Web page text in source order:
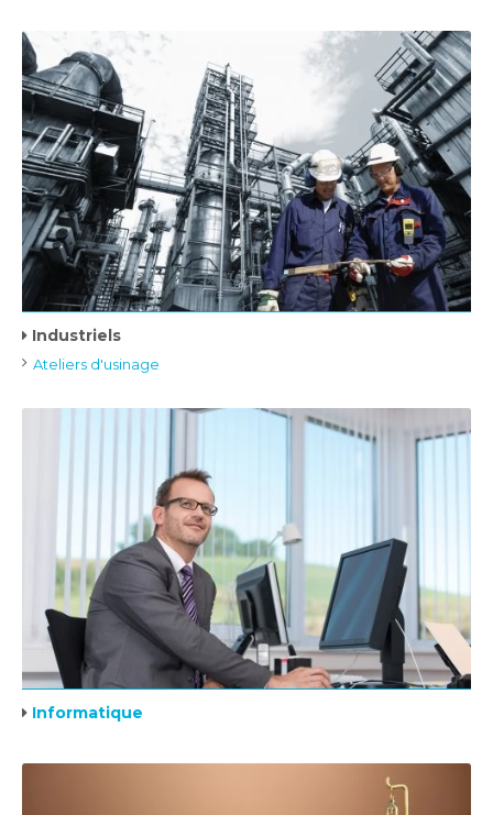
Industriels
Ateliers d'usinage
Informatique